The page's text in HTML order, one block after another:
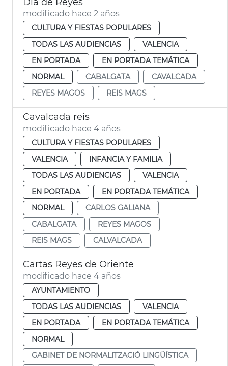
modificado hace 2 años
CULTURA Y FIESTAS POPULARES
TODAS LAS AUDIENCIAS
VALENCIA
EN PORTADA
EN PORTADA TEMÁTICA
NORMAL
CABALGATA
CAVALCADA
REYES MAGOS
REIS MAGS
Cavalcada reis
modificado hace 4 años
CULTURA Y FIESTAS POPULARES
VALENCIA
INFANCIA Y FAMILIA
TODAS LAS AUDIENCIAS
VALENCIA
EN PORTADA
EN PORTADA TEMÁTICA
NORMAL
CARLOS GALIANA
CABALGATA
REYES MAGOS
REIS MAGS
CALVALCADA
Cartas Reyes de Oriente
modificado hace 4 años
AYUNTAMIENTO
TODAS LAS AUDIENCIAS
VALENCIA
EN PORTADA
EN PORTADA TEMÁTICA
NORMAL
GABINET DE NORMALITZACIÓ LINGÜÍSTICA